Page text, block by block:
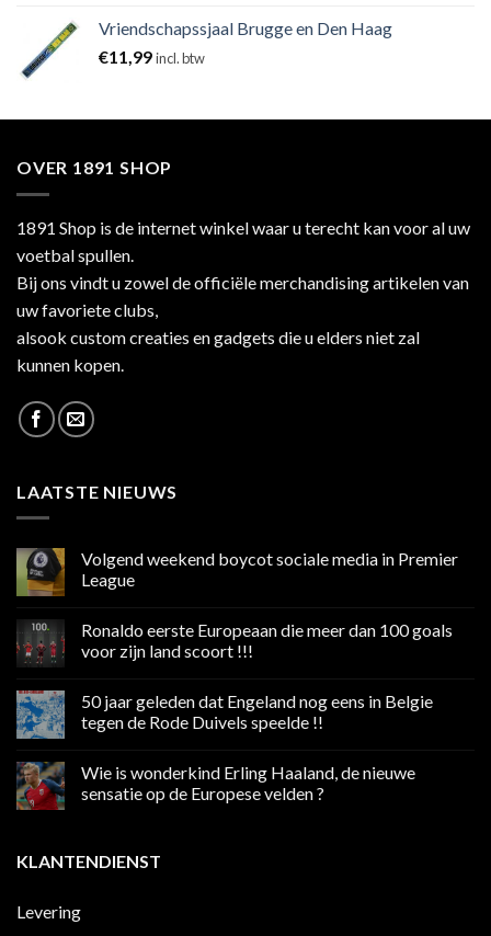
Vriendschapssjaal Brugge en Den Haag
€11,99incl. btw
OVER 1891 SHOP
1891 Shop is de internet winkel waar u terecht kan voor al uw
voetbal spullen.
Bij ons vindt u zowel de officiële merchandising artikelen van
uw favoriete clubs,
alsook custom creaties en gadgets die u elders niet zal
kunnen kopen.
LAATSTE NIEUWS
Volgend weekend boycot sociale media in Premier
League
op
weekend
media
in
Premier
Ronaldo eerste Europeaan die meer dan 100 goals
voor zijn land scoort !!!
op
Ronaldo
eerste
meer
100
land
scoort
50 jaar geleden dat Engeland nog eens in Belgie
tegen de Rode Duivels speelde !!
op
jaar
nog
eens
tegen
Wie is wonderkind Erling Haaland, de nieuwe
sensatie op de Europese velden ?
Wie
is
Haaland,
KLANTENDIENST
Levering